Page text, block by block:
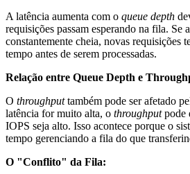
A latência aumenta com o queue depth
requisições passam esperando na fila. Se
constantemente cheia, novas requisições
tempo antes de serem processadas.
Relação entre Queue Depth e
O throughputtambém pode ser afetado
latência for muito alta, o throughputpode
IOPS seja alto. Isso acontece porque o
tempo gerenciando a fila do que
O "Conflito" da Fila: